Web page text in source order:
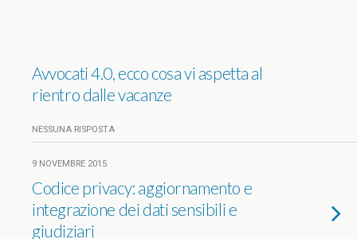
Avvocati 4.0, ecco cosa vi aspetta al
rientro dalle vacanze
NESSUNA RISPOSTA
9 NOVEMBRE 2015
Codice privacy: aggiornamento e
integrazione dei dati sensibili e
giudiziari